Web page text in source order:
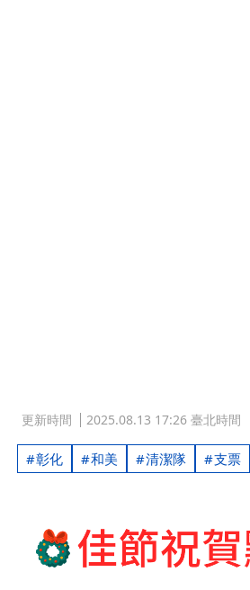
更新時間 2025.08.13 17:26 臺北時間
彰化 和美 清潔隊 支票